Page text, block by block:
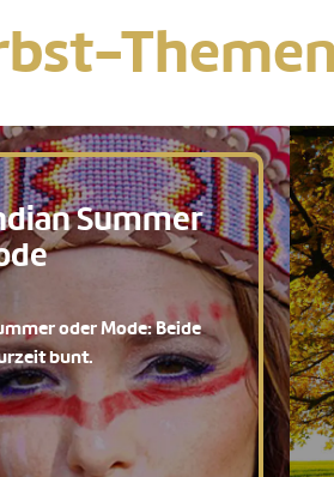
Themen
Summer
oder Mode: Beide
bunt.